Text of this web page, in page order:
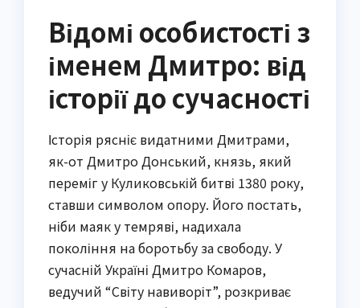
Відомі особистості з
іменем Дмитро: від
історії до сучасності
Історія рясніє видатними Дмитрами,
як-от Дмитро Донський, князь, який
переміг у Куликовській битві 1380 року,
ставши символом опору. Його постать,
ніби маяк у темряві, надихала
покоління на боротьбу за свободу. У
сучасній Україні Дмитро Комаров,
ведучий “Світу навиворіт”, розкриває